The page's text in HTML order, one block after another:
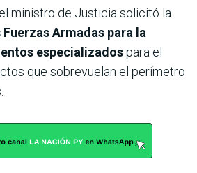
ministro de Justicia solicitó la
Armadas para la
especializadospara el
que sobrevuelan el perímetro